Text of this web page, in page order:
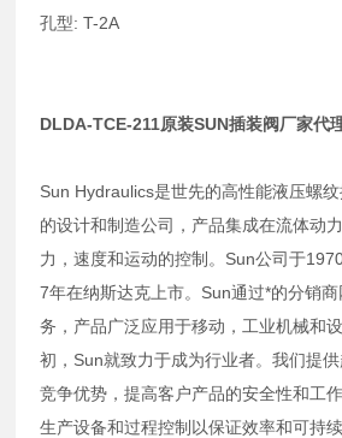
孔型: T-2A
DLDA-TCE-211原装SUN插装阀厂家代
Sun Hydraulics是世先的高性能液压螺
的设计和制造公司，产品集成在流体动
力，速度和运动的控制。Sun公司于
7年在纳斯达克上市。Sun通过*的分销
务，产品广泛应用于移动，工业机械和
初，Sun就致力于成为行业者。我们提
竞争优势，提高客户产品的安全性和工
生产设备和过程控制以保证效率和可持